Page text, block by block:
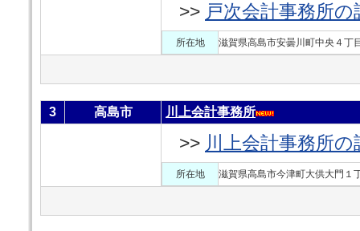
>> 戸次会計事務所の
所在地 滋賀県高島市安曇川町中央４丁
3 高島市 川上会計事務所
>> 川上会計事務所の
所在地 滋賀県高島市今津町大供大門１